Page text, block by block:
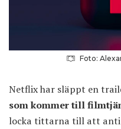
Foto:
Netflix har släppt en
som kommer till
locka tittarna till att